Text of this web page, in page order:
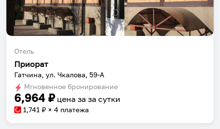
Отель
Приорат
Гатчина, ул. Чкалова, 59-А
Мгновенное бронирование
6,964 ₽ цена за за сутки
1,741 ₽ × 4 платежа